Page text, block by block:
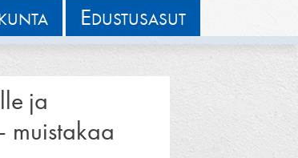
EDUSTUSASUT
ja
muistakaa